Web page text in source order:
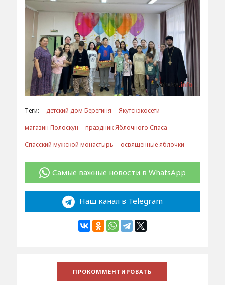
Теги: детский дом Берегиня
Якутскэкосети
магазин Полоскун
праздник Яблочного Спаса
Спасский мужской монастырь
освященные яблочки
Самые важные новости в WhatsApp
Наш канал в Telegram